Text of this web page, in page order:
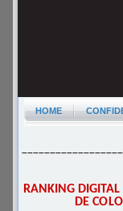
HOME
RANKING
DE